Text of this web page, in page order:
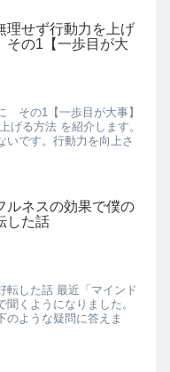
理せず行動力を上げ
の1【一歩目が大
その1【一歩目が大事】
げる方法 を紹介します。
いです。行動力を向上さ
ルネスの効果で僕の
した話
転した話 最近「マインド
くようになりました。
のような疑問に答えま